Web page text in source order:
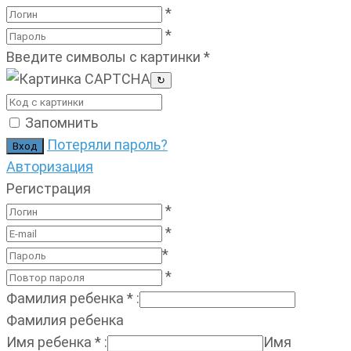
*
*
Введите символы с картинки *
↻
Запомнить
Потеряли пароль?
Авторизация
Регистрация
*
*
*
*
Фамилия ребенка * :
Фамилия ребенка
Имя ребенка * :
Имя